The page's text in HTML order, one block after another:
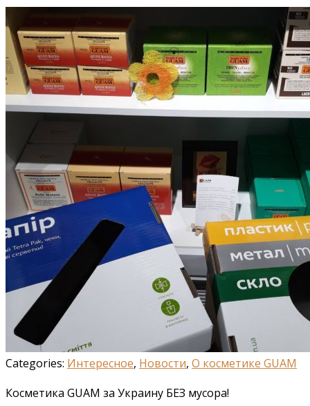
Categories: Интересное, Новости, О косметике GUAM
Косметика GUAM за Украину БЕЗ мусора!